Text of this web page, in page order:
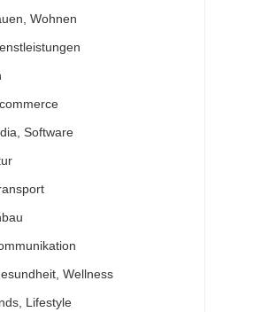
Wohnen
Software
Wellness
Lifestyle